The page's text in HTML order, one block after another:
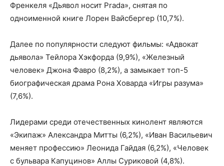
Френкеля «Дьявол носит Prada», снятая по
одноименной книге Лорен Вайсбергер (10,7%).
Далее по популярности следуют фильмы: «Адвокат
дьявола» Тейлора Хэкфорда (9,9%), «Железный
человек» Джона Фавро (8,2%), а замыкает топ-5
биографическая драма Рона Ховарда «Игры разума»
(7,6%).
Лидерами среди отечественных кинолент являются
«Экипаж» Александра Митты (6,2%), «Иван Васильевич
меняет профессию» Леонида Гайдая (6,2%), «Человек
с бульвара Капуцинов» Аллы Суриковой (4,8%).